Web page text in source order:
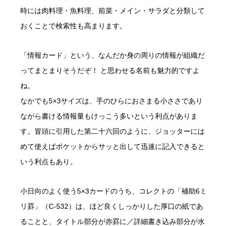
時には肉料理・魚料理、前菜・メイン・サラダと分類して
おくことで検索性も高まります。
「情報カード」という、なんだか身の周りの情報が組織だ
ってまとまりそうだぞ！ と思わせる名前も魅力的ですよ
ね。
なかでも5×3サイズは、手のひらにおさまる小ささであり
ながら書ける情報量もけっこう多いという利点がありま
す。冒頭に引用した第二十六回のように、ジョッターには
めて使えばポケットからサッと出して迅速に記入できると
いう利点もあり。
小日向のよく使う5×3カードのうち、コレクトの「補助6ミ
リ罫」（C-532）は、ほど良くしっかりした厚口の紙であ
ることと、タイトル部分が赤罫に／詳細書き込み部分が水